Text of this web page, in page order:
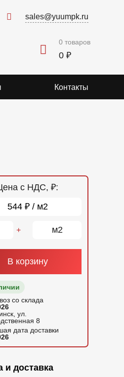
sales@yuumpk.ru
0 товаров
0 ₽
Контакты
с НДС, ₽:
544 ₽ / м2
+ м2
В корзину
со склада
ул.
8
дата доставки
и доставка